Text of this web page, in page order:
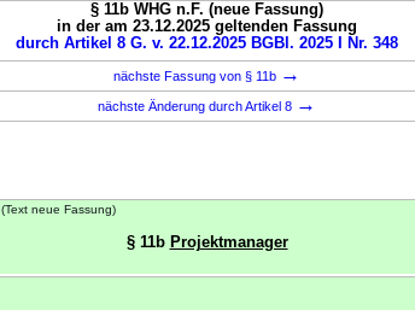
§ 11b WHG n.F. (neue Fassung)
in der am 23.12.2025 geltenden Fassung
durch Artikel 8 G. v. 22.12.2025 BGBl. 2025 I Nr. 348
nächste Fassung von § 11b →
nächste Änderung durch Artikel 8 →
(Text neue Fassung)
§ 11b Projektmanager